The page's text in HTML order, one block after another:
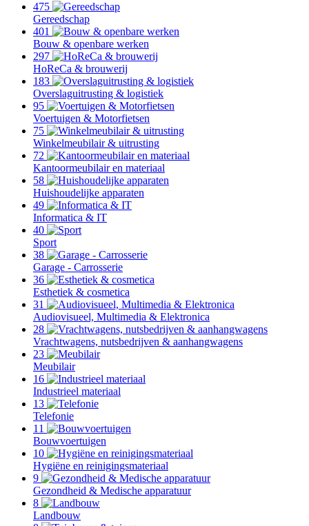
475
Gereedschap
401
Bouw & openbare werken
297
HoReCa & brouwerij
183
Overslaguitrusting & logistiek
95
Voertuigen & Motorfietsen
75
Winkelmeubilair & uitrusting
72
Kantoormeubilair en materiaal
58
Huishoudelijke apparaten
49
Informatica & IT
40
Sport
38
Garage - Carrosserie
36
Esthetiek & cosmetica
31
Audiovisueel, Multimedia & Elektronica
28
Vrachtwagens, nutsbedrijven & aanhangwagens
23
Meubilair
16
Industrieel materiaal
13
Telefonie
11
Bouwvoertuigen
10
Hygiëne en reinigingsmateriaal
9
Gezondheid & Medische apparatuur
8
Landbouw